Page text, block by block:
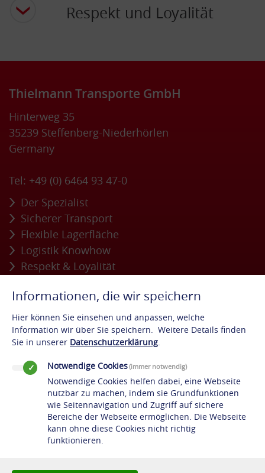
Respekt und Loyalität
Thielmann Transporte GmbH
Hinterweg 35
35239 Steffenberg-Niederhörlen
Germany
Tel: +49 (0) 6464 93 47-0
Der Spezialist
Sicherer Transport
Flexible Lagerfläche
Logistik Knowhow
Respekt & Loyalität
Kurzportrait
Daten & Fakten
6 Argumente
Fuhrpark
Mitarbeiter
Kontakt
Impressum
Datenschutz
Sitemap
Informationen, die wir speichern
Hier können Sie einsehen und anpassen, welche
Information wir über Sie speichern. Weitere Details finden
Sie in unserer Datenschutzerklärung.
Notwendige Cookies(immer notwendig)
Notwendige Cookies helfen dabei, eine Webseite
nutzbar zu machen, indem sie Grundfunktionen
wie Seitennavigation und Zugriff auf sichere
Bereiche der Webseite ermöglichen. Die Webseite
kann ohne diese Cookies nicht richtig
funktionieren.